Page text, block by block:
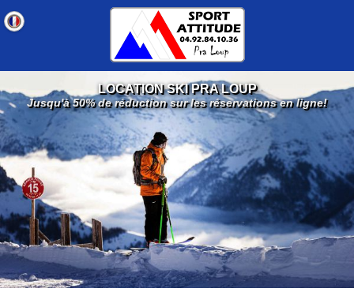
LOCATION SKI PRA LOUP
Jusqu'à 50% de réduction sur les réservations en ligne!